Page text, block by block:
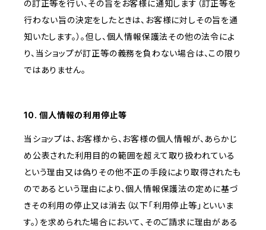
の訂正等を行い、その旨をお客様に通知します（訂正等を
行わない旨の決定をしたときは、お客様に対しその旨を通
知いたします。）。但し、個人情報保護法その他の法令によ
り、当ショップが訂正等の義務を負わない場合は、この限り
ではありません。
10. 個人情報の利用停止等
当ショップは、お客様から、お客様の個人情報が、あらかじ
め公表された利用目的の範囲を超えて取り扱われている
という理由又は偽りその他不正の手段により取得されたも
のであるという理由により、個人情報保護法の定めに基づ
きその利用の停止又は消去（以下「利用停止等」といいま
す。）を求められた場合において、そのご請求に理由がある